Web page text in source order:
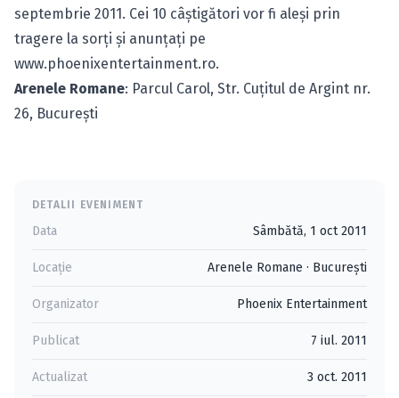
septembrie 2011. Cei 10 câştigători vor fi aleşi prin
tragere la sorţi şi anunţaţi pe
www.phoenixentertainment.ro.
Arenele Romane: Parcul Carol, Str. Cuţitul de Argint nr.
26, Bucureşti
DETALII EVENIMENT
Data Sâmbătă, 1 oct 2011
Locație Arenele Romane · Bucureşti
Organizator Phoenix Entertainment
Publicat 7 iul. 2011
Actualizat 3 oct. 2011